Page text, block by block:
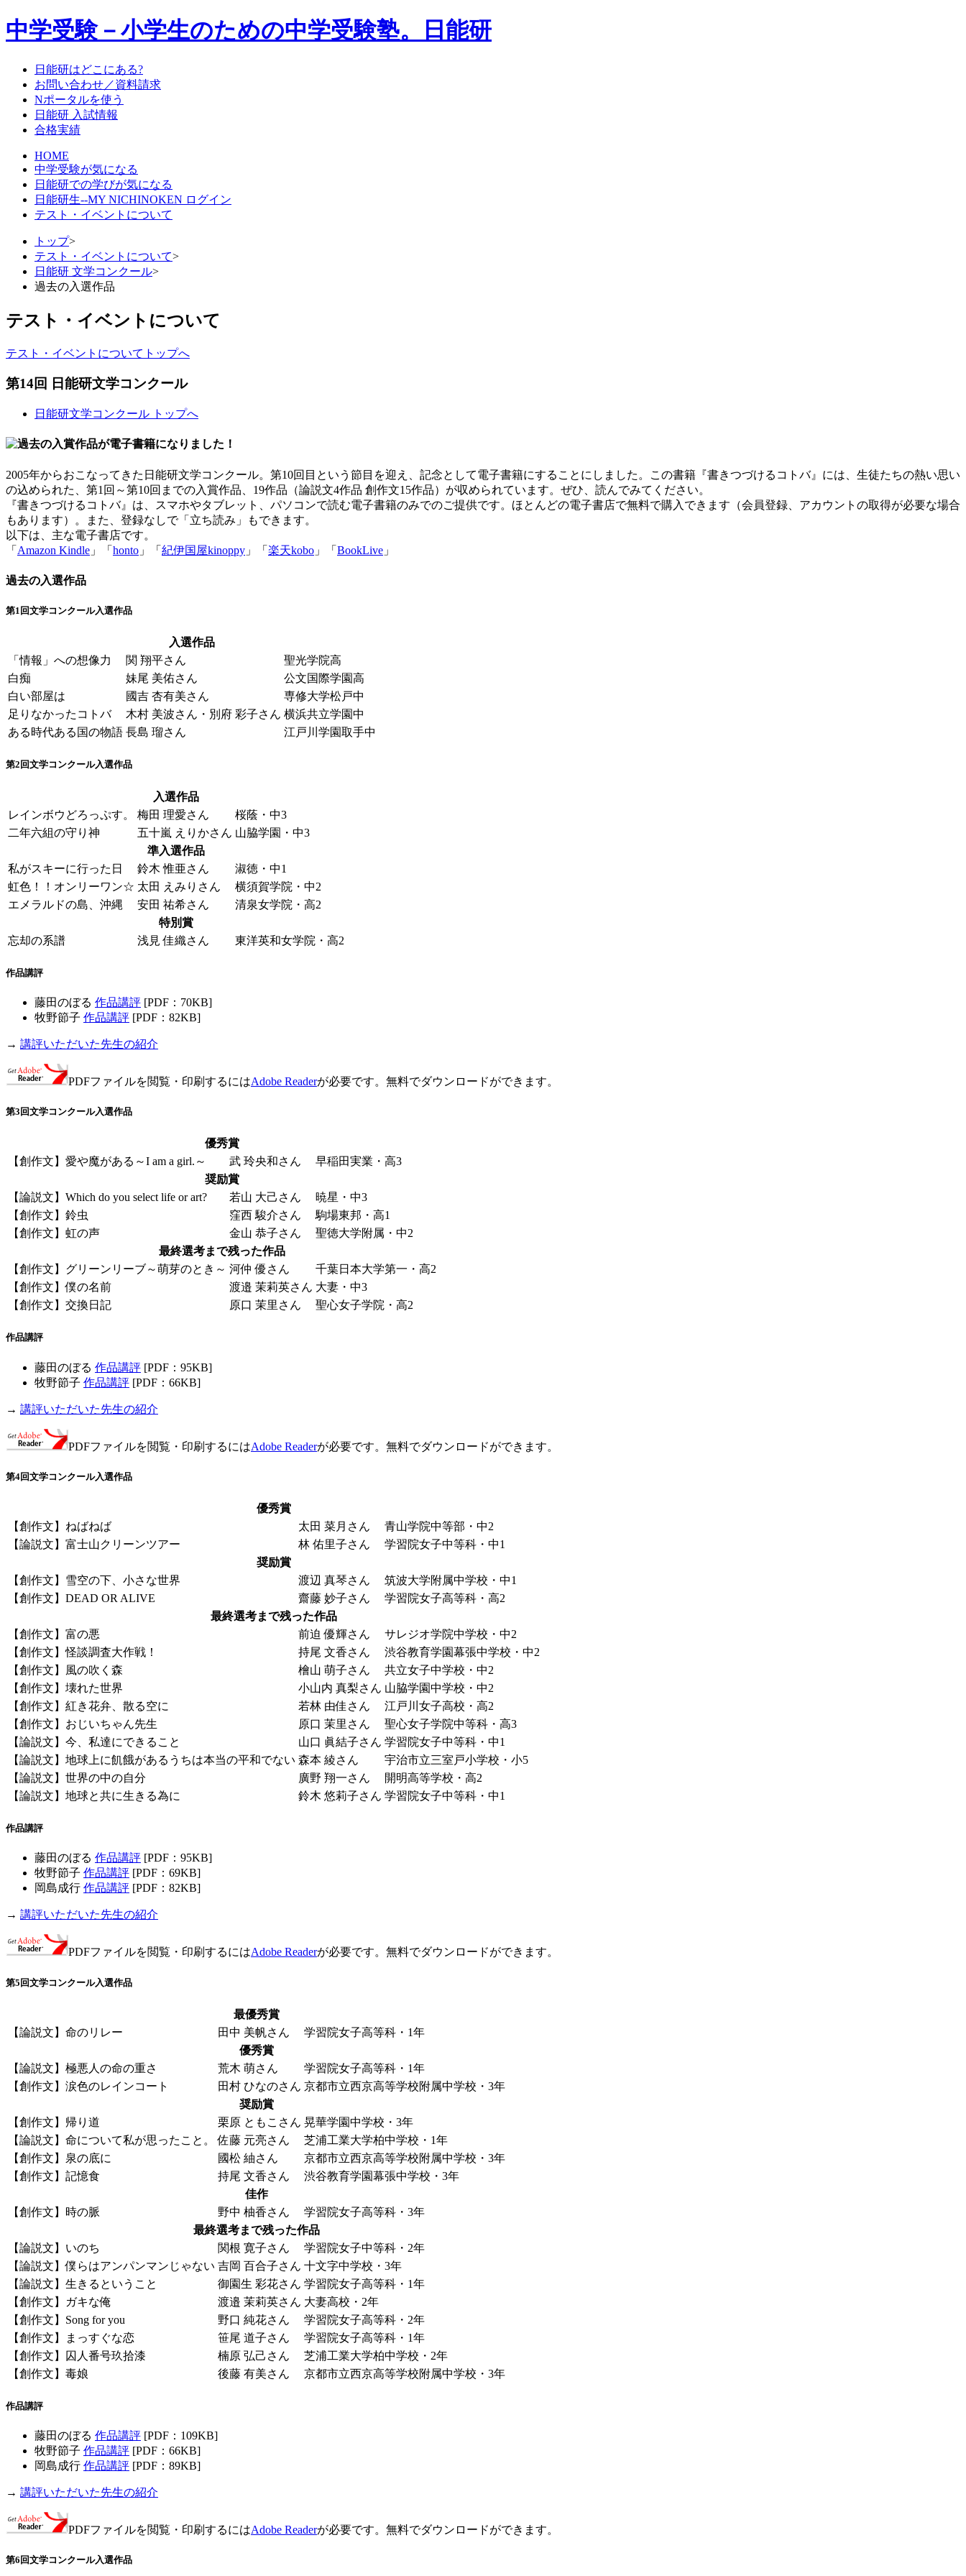
中学受験－小学生のための中学受験塾。日能研
日能研はどこにある?
お問い合わせ／資料請求
Nポータルを使う
日能研 入試情報
合格実績
HOME
中学受験が気になる
日能研での学びが気になる
日能研生--MY NICHINOKEN ログイン
テスト・イベントについて
トップ>
テスト・イベントについて>
日能研 文学コンクール>
過去の入選作品
テスト・イベントについて
テスト・イベントについてトップへ
第14回 日能研文学コンクール
日能研文学コンクール トップへ
2005年からおこなってきた日能研文学コンクール。第10回目という節目を迎え、記念として電子書籍にすることにしました。この書籍『書きつづけるコトバ』には、生徒たちの熱い思い
の込められた、第1回～第10回までの入賞作品、19作品（論説文4作品 創作文15作品）が収められています。ぜひ、読んでみてください。
『書きつづけるコトバ』は、スマホやタブレット、パソコンで読む電子書籍のみでのご提供です。ほとんどの電子書店で無料で購入できます（会員登録、アカウントの取得が必要な場合
もあります）。また、登録なしで「立ち読み」もできます。
以下は、主な電子書店です。
「 Amazon Kindle 」「 honto 」「 紀伊国屋kinoppy 」「 楽天kobo 」「 BookLive 」
過去の入選作品
第1回文学コンクール入選作品
入選作品
「情報」への想像力
関 翔平さん
聖光学院高
白痴
妹尾 美佑さん
公文国際学園高
白い部屋は
國吉 杏有美さん
専修大学松戸中
足りなかったコトバ
木村 美波さん・別府 彩子さん 横浜共立学園中
ある時代ある国の物語 長島 瑠さん 江戸川学園取手中
第2回文学コンクール入選作品
入選作品
レインボウどろっぷす。
梅田 理愛さん
桜蔭・中3
二年六組の守り神
五十嵐 えりかさん 山脇学園・中3
準入選作品
私がスキーに行った日
鈴木 惟亜さん
淑徳・中1
虹色！！オンリーワン☆ 太田 えみりさん
横須賀学院・中2
エメラルドの島、沖縄
安田 祐希さん
清泉女学院・高2
特別賞
忘却の系譜
浅見 佳織さん 東洋英和女学院・高2
作品講評
藤田のぼる 作品講評 [PDF：70KB]
牧野節子 作品講評 [PDF：82KB]
→ 講評いただいた先生の紹介
PDFファイルを閲覧・印刷するにはAdobe Readerが必要です。無料でダウンロードができます。
第3回文学コンクール入選作品
優秀賞
【創作文】愛や魔がある～I am a girl.～
武 玲央和さん
早稲田実業・高3
奨励賞
【論説文】Which do you select life or art?
若山 大己さん
暁星・中3
【創作文】鈴虫
窪西 駿介さん
駒場東邦・高1
【創作文】虹の声
金山 恭子さん
聖徳大学附属・中2
最終選考まで残った作品
【創作文】グリーンリーブ～萌芽のとき～ 河仲 優さん
千葉日本大学第一・高2
【創作文】僕の名前
渡邉 茉莉英さん 大妻・中3
【創作文】交換日記
原口 茉里さん 聖心女子学院・高2
作品講評
藤田のぼる 作品講評 [PDF：95KB]
牧野節子 作品講評 [PDF：66KB]
→ 講評いただいた先生の紹介
PDFファイルを閲覧・印刷するにはAdobe Readerが必要です。無料でダウンロードができます。
第4回文学コンクール入選作品
優秀賞
【創作文】ねばねば
太田 菜月さん
青山学院中等部・中2
【論説文】富士山クリーンツアー
林 佑里子さん
学習院女子中等科・中1
奨励賞
【創作文】雪空の下、小さな世界
渡辺 真琴さん
筑波大学附属中学校・中1
【創作文】DEAD OR ALIVE
齋藤 妙子さん
学習院女子高等科・高2
最終選考まで残った作品
【創作文】富の悪
前迫 優輝さん
サレジオ学院中学校・中2
【創作文】怪談調査大作戦！
持尾 文香さん
渋谷教育学園幕張中学校・中2
【創作文】風の吹く森
檜山 萌子さん
共立女子中学校・中2
【創作文】壊れた世界
小山内 真梨さん 山脇学園中学校・中2
【創作文】紅き花弁、散る空に
若林 由佳さん
江戸川女子高校・高2
【創作文】おじいちゃん先生
原口 茉里さん
聖心女子学院中等科・高3
【論説文】今、私達にできること
山口 眞結子さん 学習院女子中等科・中1
【論説文】地球上に飢餓があるうちは本当の平和でない 森本 綾さん
宇治市立三室戸小学校・小5
【論説文】世界の中の自分
廣野 翔一さん
開明高等学校・高2
【論説文】地球と共に生きる為に
鈴木 悠莉子さん 学習院女子中等科・中1
作品講評
藤田のぼる 作品講評 [PDF：95KB]
牧野節子 作品講評 [PDF：69KB]
岡島成行 作品講評 [PDF：82KB]
→ 講評いただいた先生の紹介
PDFファイルを閲覧・印刷するにはAdobe Readerが必要です。無料でダウンロードができます。
第5回文学コンクール入選作品
最優秀賞
【論説文】命のリレー
田中 美帆さん
学習院女子高等科・1年
優秀賞
【論説文】極悪人の命の重さ
荒木 萌さん
学習院女子高等科・1年
【創作文】涙色のレインコート
田村 ひなのさん 京都市立西京高等学校附属中学校・3年
奨励賞
【創作文】帰り道
栗原 ともこさん 晃華学園中学校・3年
【論説文】命について私が思ったこと。
佐藤 元亮さん
芝浦工業大学柏中学校・1年
【創作文】泉の底に
國松 紬さん
京都市立西京高等学校附属中学校・3年
【創作文】記憶食
持尾 文香さん
渋谷教育学園幕張中学校・3年
佳作
【創作文】時の脈
野中 柚香さん
学習院女子高等科・3年
最終選考まで残った作品
【論説文】いのち
関根 寛子さん
学習院女子中等科・2年
【論説文】僕らはアンパンマンじゃない 吉岡 百合子さん 十文字中学校・3年
【論説文】生きるということ
御園生 彩花さん 学習院女子高等科・1年
【創作文】ガキな俺
渡邉 茉莉英さん 大妻高校・2年
【創作文】Song for you
野口 純花さん
学習院女子高等科・2年
【創作文】まっすぐな恋
笹尾 道子さん
学習院女子高等科・1年
【創作文】囚人番号玖拾漆
楠原 弘己さん
芝浦工業大学柏中学校・2年
【創作文】毒娘
後藤 有美さん 京都市立西京高等学校附属中学校・3年
作品講評
藤田のぼる 作品講評 [PDF：109KB]
牧野節子 作品講評 [PDF：66KB]
岡島成行 作品講評 [PDF：89KB]
→ 講評いただいた先生の紹介
PDFファイルを閲覧・印刷するにはAdobe Readerが必要です。無料でダウンロードができます。
第6回文学コンクール入選作品